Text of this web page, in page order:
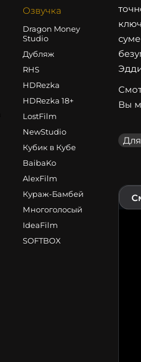
Озвучка
Dragon Money
Studio
Дубляж
RHS
HDRezka
HDRezka 18+
LostFilm
NewStudio
Кубик в Кубе
BaibaKo
AlexFilm
Кураж-Бамбей
Многоголосый
IdeaFilm
SOFTBOX
Вы